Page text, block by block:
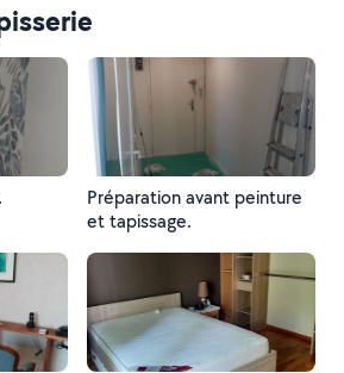
Préparation avant peinture
et tapissage.